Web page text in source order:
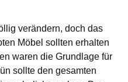
verändern, doch das
Möbel sollten erhalten
waren die Grundlage für
sollte den gesamten